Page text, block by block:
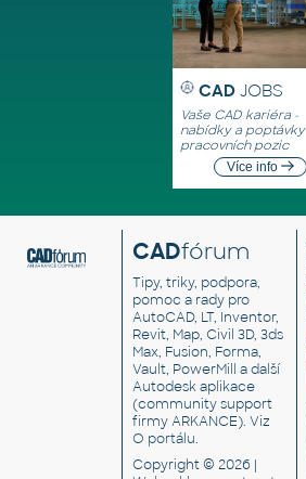
CAD JOBS
Vaše CAD kariéra -
nabídky a poptávky
pracovních pozic
Více info
CADfórum
Tipy, triky, podpora,
pomoc a rady pro
AutoCAD, LT, Inventor,
Revit, Map, Civil 3D, 3ds
Max, Fusion, Forma,
Vault, PowerMill a další
Autodesk aplikace
(community support
firmy ARKANCE). Viz
O portálu.
Copyright © 2026 |